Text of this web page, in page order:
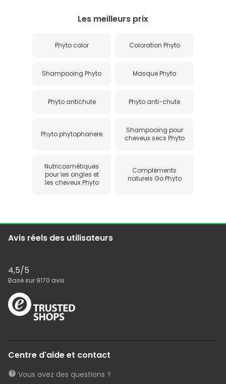
Les meilleurs prix
Phyto color Coloration Phyto
Shampooing Phyto Masque Phyto
Phyto antichute Phyto anti-chute
Phyto phytophanere
Shampooing pour
cheveux secs Phyto
Nutricosmétiques
pour les ongles et
les cheveux Phyto
Compléments
naturels Go Phyto
Avis réels des utilisateurs
4,5/5
Basé sur 9170 avis
Centre d'aide et contact
Vous avez des questions ?